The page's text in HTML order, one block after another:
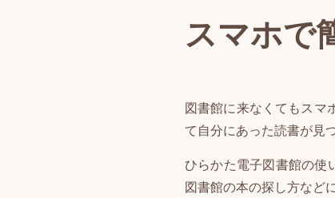
スマホで
図書館に来なくてもスマ
て自分にあった読書が見
ひらかた電子図書館の使
図書館の本の探し方など